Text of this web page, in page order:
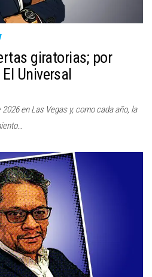
giratorias; por
Universal
en Las Vegas y, como cada año, la